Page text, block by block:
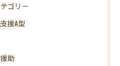
ゴリー
援A型
助